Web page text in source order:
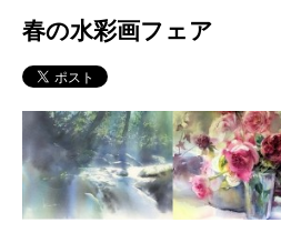
春の水彩画フェア